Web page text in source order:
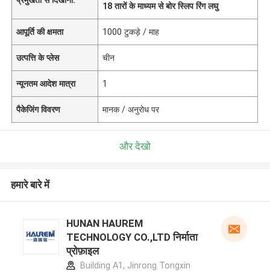
18 तारों के माध्यम से बोर स्लिप रिंग लघु
आपूर्ति की क्षमता 1000 टुकड़े / माह
उत्पत्ति के प्लेस चीन
न्यूनतम आदेश मात्रा 1
पैकेजिंग विवरण मानक / अनुरोध पर
और देखो
हमारे बारे में
HUNAN HAUREM
TECHNOLOGY CO.,LTD निर्माता
प्रोफ़ाइल
Building A1, Jinrong Tongxin